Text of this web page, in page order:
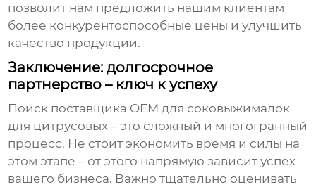
позволит нам предложить нашим клиентам
более конкурентоспособные цены и улучшить
качество продукции.
Заключение: долгосрочное
партнерство – ключ к успеху
Поиск поставщика OEM для соковыжималок
для цитрусовых – это сложный и многогранный
процесс. Не стоит экономить время и силы на
этом этапе – от этого напрямую зависит успех
вашего бизнеса. Важно тщательно оценивать